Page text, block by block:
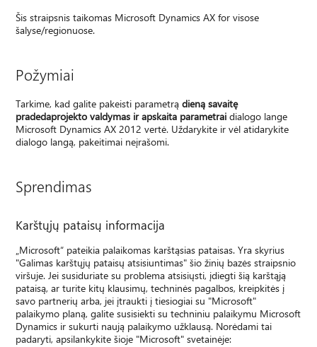
Šis straipsnis taikomas Microsoft Dynamics AX for visose
šalyse/regionuose.
Požymiai
Tarkime, kad galite pakeisti parametrądieną savaitę
pradedaprojekto valdymas ir apskaita parametrai dialogo lange
Microsoft Dynamics AX 2012 vertė. Uždarykite ir vėl atidarykite
dialogo langą, pakeitimai neįrašomi.
Sprendimas
Karštųjų pataisų informacija
„Microsoft“ pateikia palaikomas karštąsias pataisas. Yra skyrius
"Galimas karštųjų pataisų atsisiuntimas" šio žinių bazės straipsnio
viršuje. Jei susiduriate su problema atsisiųsti, įdiegti šią karštąją
pataisą, ar turite kitų klausimų, techninės pagalbos, kreipkitės į
savo partnerių arba, jei įtraukti į tiesiogiai su "Microsoft"
palaikymo planą, galite susisiekti su techniniu palaikymu Microsoft
Dynamics ir sukurti naują palaikymo užklausą. Norėdami tai
padaryti, apsilankykite šioje "Microsoft" svetainėje: